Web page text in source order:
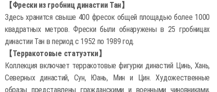
【Фрески из гробниц династии Тан】
Здесь хранится свыше 400 фресок общей площадью более 1000
квадратных метров. Фрески были обнаружены в 25 гробницах
династии Тан в период с 1952 по 1989 год.
【Терракотовые статуэтки】
Коллекция включает терракотовые фигурки династий Цинь, Хань,
Северных династий, Сун, Юань, Мин и Цин. Художественные
образы представлены гражданскими и военными чиновниками,